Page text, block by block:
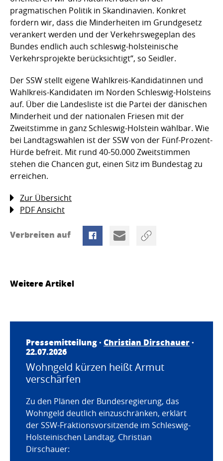
pragmatischen Politik in Skandinavien. Konkret
fordern wir, dass die Minderheiten im Grundgesetz
verankert werden und der Verkehrswegeplan des
Bundes endlich auch schleswig-holsteinische
Verkehrsprojekte berücksichtigt“, so Seidler.
Der SSW stellt eigene Wahlkreis-Kandidatinnen und
Wahlkreis-Kandidaten im Norden Schleswig-Holsteins
auf. Über die Landesliste ist die Partei der dänischen
Minderheit und der nationalen Friesen mit der
Zweitstimme in ganz Schleswig-Holstein wählbar. Wie
bei Landtagswahlen ist der SSW von der Fünf-Prozent-
Hürde befreit. Mit rund 40-50.000 Zweitstimmen
stehen die Chancen gut, einen Sitz im Bundestag zu
erreichen.
Zur Übersicht
PDF Ansicht
Verbreiten auf
Weitere Artikel
Pressemitteilung · Christian Dirschauer·
22.07.2026
Wohngeld kürzen heißt Armut
verschärfen
Zu den Plänen der Bundesregierung, das
Wohngeld deutlich einzuschränken, erklärt
der SSW-Fraktionsvorsitzende im Schleswig-
Holsteinischen Landtag, Christian
Dirschauer: